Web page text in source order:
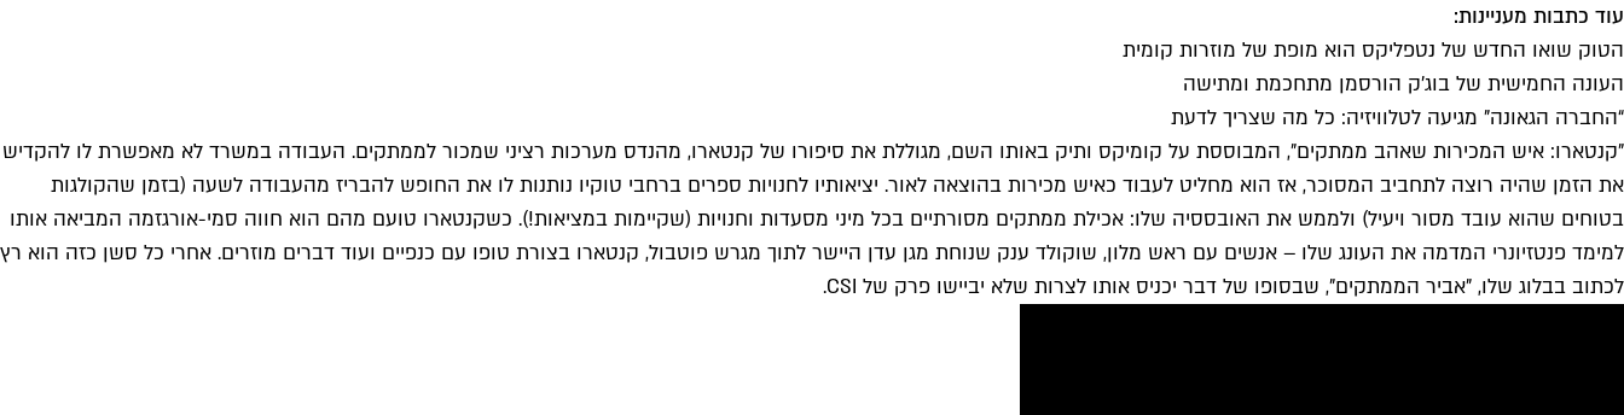
עוד כתבות מעניינות:
הטוק שואו החדש של נטפליקס הוא מופת של מוזרות קומית
העונה החמישית של בוג׳ק הורסמן מתחכמת ומתישה
“החברה הגאונה" מגיעה לטלוויזיה: כל מה שצריך לדעת
"קנטארו: איש המכירות שאהב ממתקים", המבוססת על קומיקס ותיק באותו השם, מגוללת את סיפורו של קנטארו, מהנדס מערכות רציני שמכור לממתקים. העבודה במשרד לא מאפשרת לו להקדיש
את הזמן שהיה רוצה לתחביב המסוכר, אז הוא מחליט לעבוד כאיש מכירות בהוצאה לאור. יציאותיו לחנויות ספרים ברחבי טוקיו נותנות לו את החופש להבריז מהעבודה לשעה (בזמן שהקולגות
בטוחים שהוא עובד מסור ויעיל) ולממש את האובססיה שלו: אכילת ממתקים מסורתיים בכל מיני מסעדות וחנויות (שקיימות במציאות!). כשקנטארו טועם מהם הוא חווה סמי-אורגזמה המביאה אותו
למימד פנטזיונרי המדמה את העונג שלו – אנשים עם ראש מלון, שוקולד ענק שנוחת מגן עדן היישר לתוך מגרש פוטבול, קנטארו בצורת טופו עם כנפיים ועוד דברים מוזרים. אחרי כל סשן כזה הוא רץ
לכתוב בבלוג שלו, "אביר הממתקים", שבסופו של דבר יכניס אותו לצרות שלא יביישו פרק של CSI.